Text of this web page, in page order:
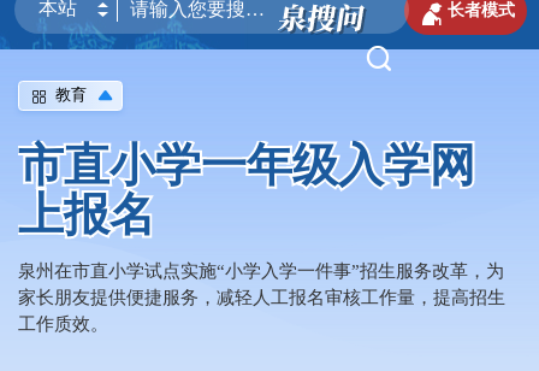

 长者模式
教育
市直小学一年级入学网
上报名
泉州在市直小学试点实施“小学入学一件事”招生服务改革，为
家长朋友提供便捷服务，减轻人工报名审核工作量，提高招生
工作质效。